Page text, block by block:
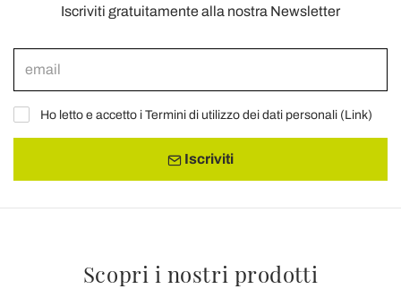
Iscriviti gratuitamente alla nostra Newsletter
Ho letto e accetto i Termini di utilizzo dei dati personali (Link)
Iscriviti
Scopri i nostri prodotti